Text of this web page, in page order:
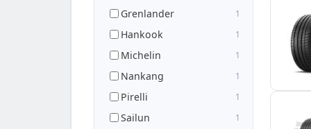
Grenlander 1
Hankook 1
Michelin 1
Nankang 1
Pirelli 1
Sailun 1